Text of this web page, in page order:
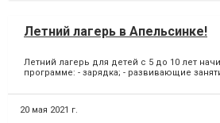
Летний лагерь в Апельсинке!
Летний лагерь для детей с 5 до 10 лет
программе: - зарядка; - развивающие
20 мая 2021 г.